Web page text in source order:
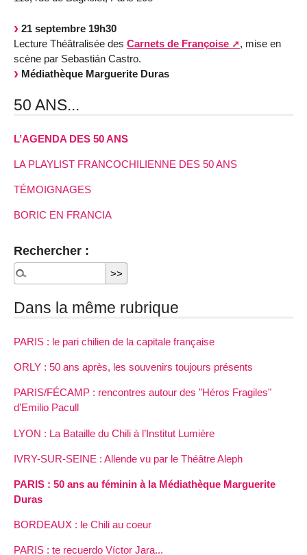
21 septembre 19h30
Lecture Théâtralisée des Carnets de Françoise
, mise en
scène par Sebastián Castro.
Médiathèque Marguerite Duras
50 ANS...
L’AGENDA DES 50 ANS
LA PLAYLIST FRANCOCHILIENNE DES 50 ANS
TÉMOIGNAGES
BORIC EN FRANCIA
Rechercher :
Dans la même rubrique
PARIS : le pari chilien de la capitale française
ORLY : 50 ans après, les souvenirs toujours présents
PARIS/FÉCAMP : rencontres autour des "Héros Fragiles"
d’Emilio Pacull
LYON : La Bataille du Chili à l’Institut Lumière
IVRY-SUR-SEINE : Allende vu par le Théâtre Aleph
PARIS : 50 ans au féminin à la Médiathèque Marguerite
Duras
BORDEAUX : le Chili au coeur
PARIS : te recuerdo Víctor Jara...